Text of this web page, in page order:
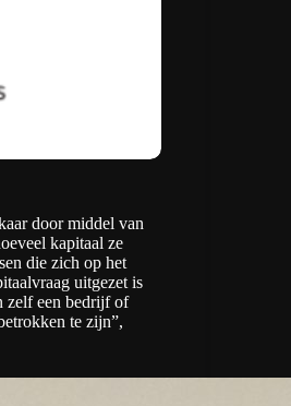
door middel van
kapitaal ze
die zich op het
uitgezet is
zelf een bedrijf of
te zijn”,